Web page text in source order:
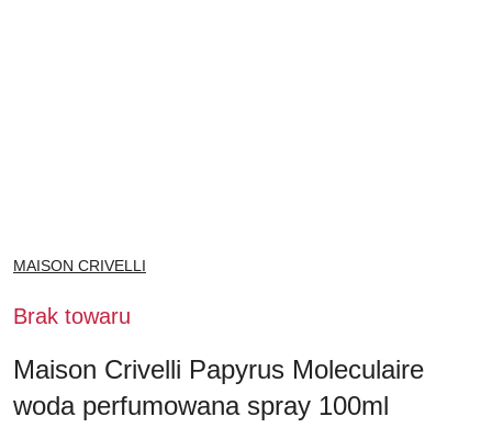
NAZWA
PRODUCENTA:
MAISON CRIVELLI
Brak towaru
Maison Crivelli Papyrus Moleculaire
woda perfumowana spray 100ml